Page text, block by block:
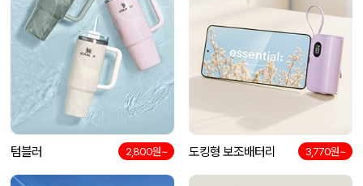
텀블러 2,800원~ 도킹형 보조배터리 3,770원~